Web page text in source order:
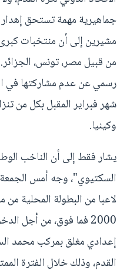
جماهيرية مهمة تستحق
مشيرين إلى أن منتخبات كبرى
من قبيل مصر، تونس،
رسمي عن عدم مشاركتها في
شهر فبراير المقبل بكل من
وكينيا.
يشار فقط إلى أن الناخب
لاعبا من البطولة المحلية من
2000 فما فوق، من أجل
إعدادي مغلق بمركب محمد